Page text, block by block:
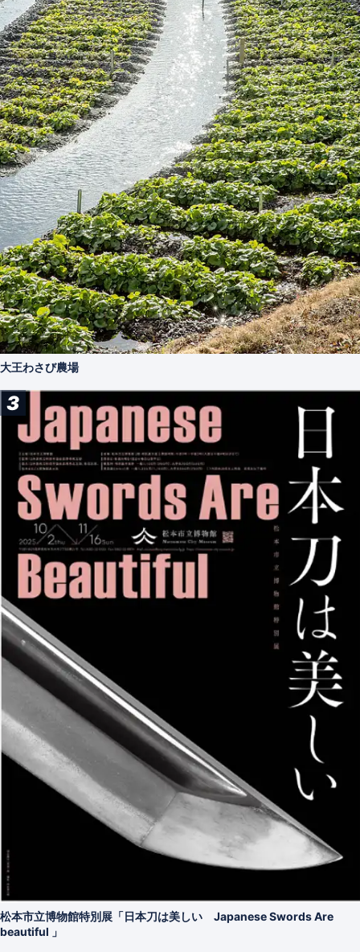
大王わさび農場
3
松本市立博物館特別展「日本刀は美しい Japanese Swords Are
beautiful 」